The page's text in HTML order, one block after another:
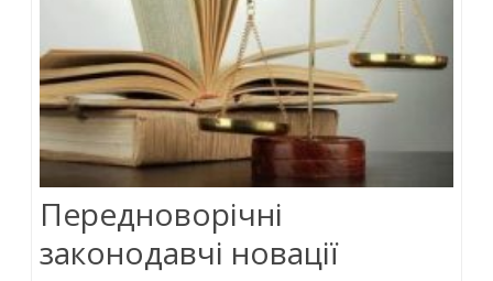
Передноворічні
законодавчі новації